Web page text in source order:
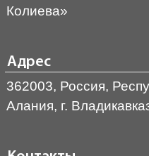
Колиева»
Адрес
362003, Россия,
Алания, г.